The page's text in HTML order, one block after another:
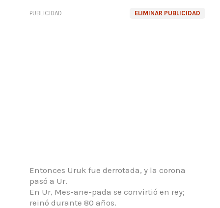
ELIMINAR PUBLICIDAD
PUBLICIDAD
Entonces Uruk fue derrotada, y la corona
pasó a Ur.
En Ur, Mes-ane-pada se convirtió en rey;
reinó durante 80 años.